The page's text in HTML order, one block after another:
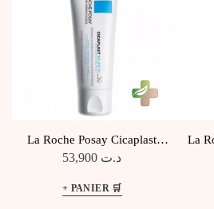
La Roche Posay Cicaplast
Baume B5+ 40Ml
د.ت
La